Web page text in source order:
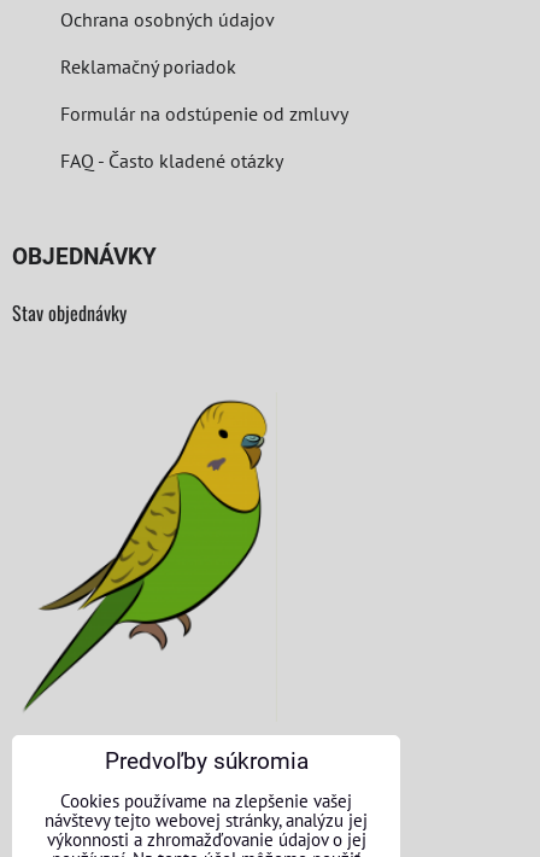
Ochrana osobných údajov
Reklamačný poriadok
Formulár na odstúpenie od zmluvy
FAQ - Často kladené otázky
OBJEDNÁVKY
Stav objednávky
KONTAKTNÉ ÚDAJE
O nás
Predvoľby súkromia
Cookies používame na zlepšenie vašej
návštevy tejto webovej stránky, analýzu jej
výkonnosti a zhromažďovanie údajov o jej